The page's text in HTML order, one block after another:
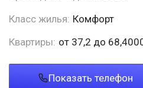
Класс жилья: Комфорт
Квартиры: от 37,2 до
Показать телефон